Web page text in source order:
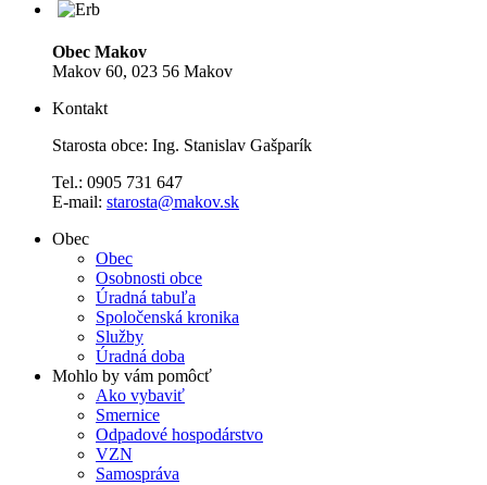
Obec Makov
Makov 60, 023 56 Makov
Kontakt
Starosta obce: Ing. Stanislav Gašparík
Tel.: 0905 731 647
E-mail: starosta@makov.sk
Obec
Obec
Osobnosti obce
Úradná tabuľa
Spoločenská kronika
Služby
Úradná doba
Mohlo by vám pomôcť
Ako vybaviť
Smernice
Odpadové hospodárstvo
VZN
Samospráva